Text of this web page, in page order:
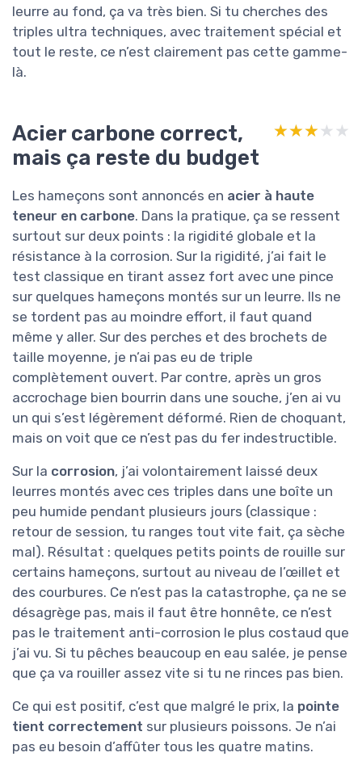
leurre au fond, ça va très bien. Si tu cherches des
triples ultra techniques, avec traitement spécial et
tout le reste, ce n’est clairement pas cette gamme-
là.
Acier carbone correct,
mais ça reste du budget
★★★★★
★★★★★
Les hameçons sont annoncés en acier à haute
teneur en carbone. Dans la pratique, ça se ressent
surtout sur deux points : la rigidité globale et la
résistance à la corrosion. Sur la rigidité, j’ai fait le
test classique en tirant assez fort avec une pince
sur quelques hameçons montés sur un leurre. Ils ne
se tordent pas au moindre effort, il faut quand
même y aller. Sur des perches et des brochets de
taille moyenne, je n’ai pas eu de triple
complètement ouvert. Par contre, après un gros
accrochage bien bourrin dans une souche, j’en ai vu
un qui s’est légèrement déformé. Rien de choquant,
mais on voit que ce n’est pas du fer indestructible.
Sur la corrosion, j’ai volontairement laissé deux
leurres montés avec ces triples dans une boîte un
peu humide pendant plusieurs jours (classique :
retour de session, tu ranges tout vite fait, ça sèche
mal). Résultat : quelques petits points de rouille sur
certains hameçons, surtout au niveau de l’œillet et
des courbures. Ce n’est pas la catastrophe, ça ne se
désagrège pas, mais il faut être honnête, ce n’est
pas le traitement anti-corrosion le plus costaud que
j’ai vu. Si tu pêches beaucoup en eau salée, je pense
que ça va rouiller assez vite si tu ne rinces pas bien.
Ce qui est positif, c’est que malgré le prix, la pointe
tient correctement sur plusieurs poissons. Je n’ai
pas eu besoin d’affûter tous les quatre matins.